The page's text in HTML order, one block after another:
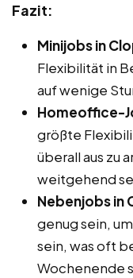
Fazit:
Minijobs in
Flexibilität in
auf wenige
Homeoffice-
größte
überall aus zu
weitgehend
Nebenjobs in
genug sein,
sein, was oft
Wochenende